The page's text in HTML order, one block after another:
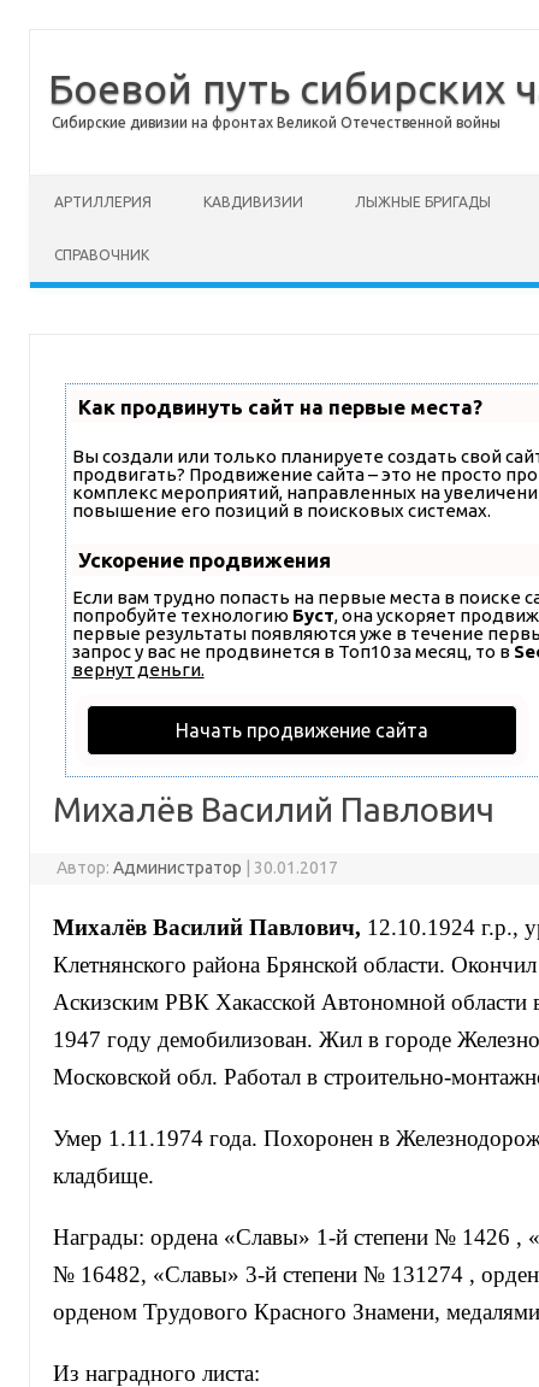
Боевой путь сибирских
Сибирские дивизии на фронтах Великой Отечественной войны
АРТИЛЛЕРИЯ КАВДИВИЗИИ ЛЫЖНЫЕ БРИГАДЫ
СПРАВОЧНИК
Как продвинуть сайт на первые места?
Вы создали или только планируете создать свой
продвигать? Продвижение сайта – это не просто
комплекс мероприятий, направленных на
повышение его позиций в поисковых системах.
Ускорение продвижения
Если вам трудно попасть на первые места в поиске
попробуйте технологию Буст, она ускоряет
первые результаты появляются уже в течение
запрос у вас не продвинется в Топ10 за месяц, то в
вернут деньги.
Начать продвижение сайта
Михалёв Василий Павлович
Автор:Администратор 30.01.2017
Михалёв Василий Павлович, 12.10.1924 г.р.,
Клетнянского района Брянской области.
Аскизским РВК Хакасской Автономной области
1947 году демобилизован. Жил в городе
Московской обл. Работал в строительно-
Умер 1.11.1974 года. Похоронен в
кладбище.
Награды: ордена «Славы» 1-й степени № 1426 ,
№ 16482, «Славы» 3-й степени № 131274 ,
орденом Трудового Красного Знамени,
Из наградного листа: